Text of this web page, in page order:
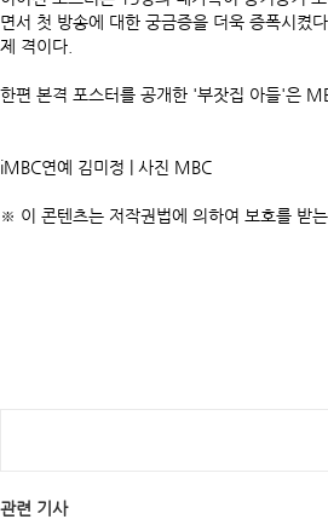
면서 첫 방송에 대한 궁금증을 더욱 증폭시켰
제 격이다.
한편 본격 포스터를 공개한 '부잣집 아들'은
iMBC연예 김미정 | 사진 MBC
※ 이 콘텐츠는 저작권법에 의하여 보호를 받
관련 기사